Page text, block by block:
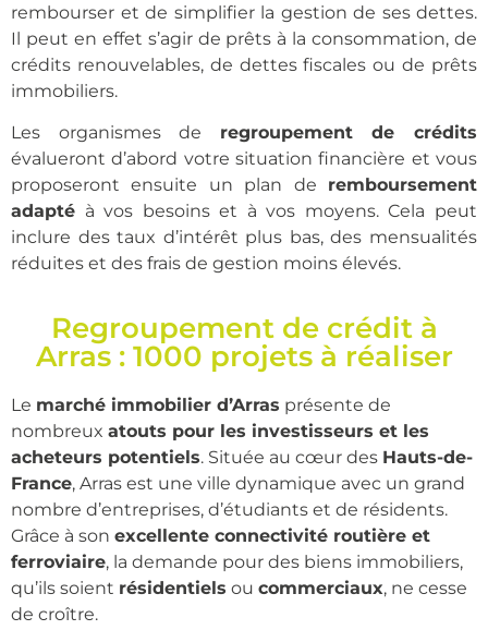
rembourser et de simplifier la gestion de ses dettes.
Il peut en effet s’agir de prêts à la consommation, de
crédits renouvelables, de dettes fiscales ou de prêts
immobiliers.
Les organismes de regroupement de crédits
évalueront d’abord votre situation financière et vous
proposeront ensuite un plan de remboursement
adapté à vos besoins et à vos moyens. Cela peut
inclure des taux d’intérêt plus bas, des mensualités
réduites et des frais de gestion moins élevés.
Regroupement de crédit à
Arras : 1000 projets à réaliser
Le marché immobilier d’Arras présente de
nombreux atouts pour les investisseurs et les
acheteurs potentiels. Située au cœur des Hauts-de-
France, Arras est une ville dynamique avec un grand
nombre d’entreprises, d’étudiants et de résidents.
Grâce à son excellente connectivité routière et
ferroviaire, la demande pour des biens immobiliers,
qu’ils soient résidentiels ou commerciaux, ne cesse
de croître.